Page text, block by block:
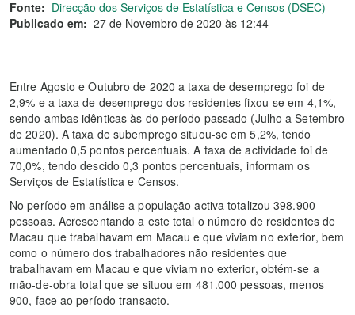
Fonte: Direcção dos Serviços de Estatística e Censos (DSEC)
Publicado em: 27 de Novembro de 2020 às 12:44
Entre Agosto e Outubro de 2020 a taxa de desemprego foi de
2,9% e a taxa de desemprego dos residentes fixou-se em 4,1%,
sendo ambas idênticas às do período passado (Julho a Setembro
de 2020). A taxa de subemprego situou-se em 5,2%, tendo
aumentado 0,5 pontos percentuais. A taxa de actividade foi de
70,0%, tendo descido 0,3 pontos percentuais, informam os
Serviços de Estatística e Censos.
No período em análise a população activa totalizou 398.900
pessoas. Acrescentando a este total o número de residentes de
Macau que trabalhavam em Macau e que viviam no exterior, bem
como o número dos trabalhadores não residentes que
trabalhavam em Macau e que viviam no exterior, obtém-se a
mão-de-obra total que se situou em 481.000 pessoas, menos
900, face ao período transacto.